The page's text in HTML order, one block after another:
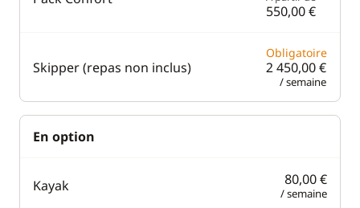
550,00 €
Skipper (repas non inclus)
Obligatoire
2 450,00 €
/ semaine
En option
Kayak 80,00 €
/ semaine